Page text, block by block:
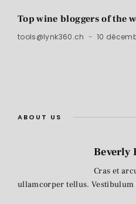
Top wine bloggers of the
tools@lynk360.ch 10
ABOUT US
Beverly
Cras et
ullamcorper tellus.